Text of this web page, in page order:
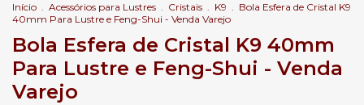
Início . Acessórios para Lustres . Cristais . K9 . Bola Esfera de Cristal K9
40mm Para Lustre e Feng-Shui - Venda Varejo
Bola Esfera de Cristal K9 40mm
Para Lustre e Feng-Shui - Venda
Varejo